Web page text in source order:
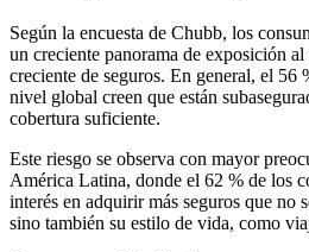
Según la encuesta de Chubb, los
un creciente panorama de exposición
creciente de seguros. En general, el 56
nivel global creen que están
cobertura suficiente.
Este riesgo se observa con mayor
América Latina, donde el 62 % de los
interés en adquirir más seguros que no
sino también su estilo de vida, como